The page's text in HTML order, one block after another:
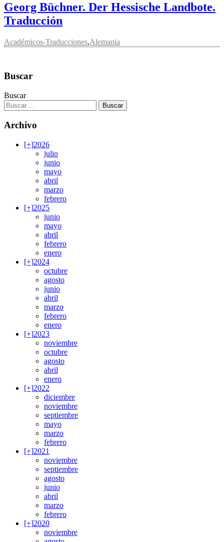
Georg Büchner. Der Hessische Landbote.
Traducción
Académicos-Traducciones,Alemania
Buscar
Buscar
Archivo
[+]2026
julio
junio
mayo
abril
marzo
febrero
[+]2025
junio
mayo
abril
febrero
enero
[+]2024
octubre
agosto
junio
abril
marzo
febrero
enero
[+]2023
noviembre
octubre
agosto
abril
enero
[+]2022
diciembre
noviembre
septiembre
mayo
marzo
febrero
[+]2021
noviembre
septiembre
agosto
junio
abril
marzo
febrero
[+]2020
noviembre